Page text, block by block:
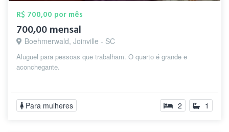
R$ 700,00 por mês
700,00 mensal
Boehmerwald, Joinville - SC
Aluguel para pessoas que trabalham. O quarto é grande e
aconchegante.
Para mulheres 2 1